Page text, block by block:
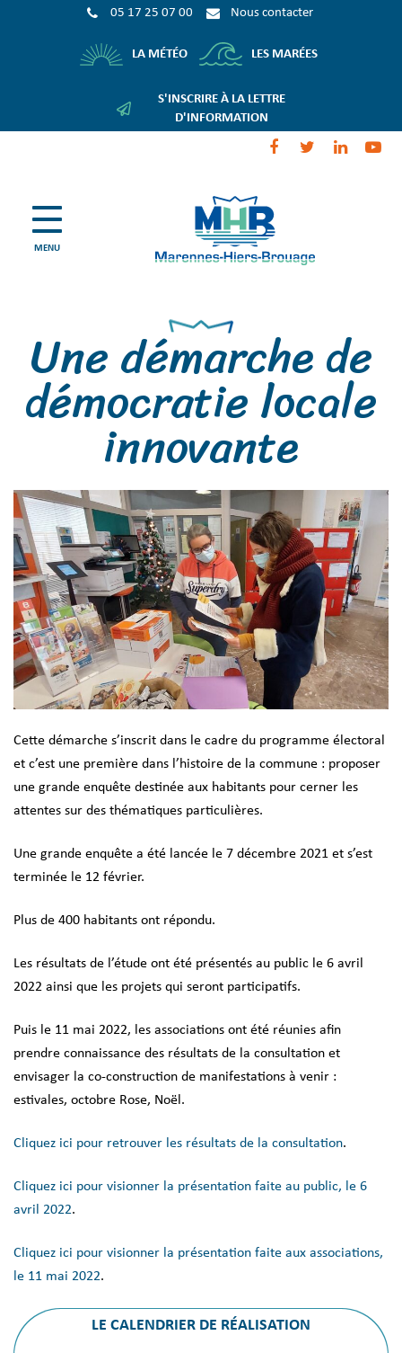
Gestion des traceurs05 17 25 07 00 Nous contacter
LA MÉTÉO LES MARÉES
S'INSCRIRE À LA LETTRE
D'INFORMATION
Lien
Lien
Lien
MENU
Marennes-
Hiers-
Une démarche de
démocratie locale
innovante
Cette démarche s’inscrit dans le cadre du programme électoral
et c’est une première dans l’histoire de la commune : proposer
une grande enquête destinée aux habitants pour cerner les
attentes sur des thématiques particulières.
Une grande enquête a été lancée le 7 décembre 2021 et s’est
terminée le 12 février.
Plus de 400 habitants ont répondu.
Les résultats de l’étude ont été présentés au public le 6 avril
2022 ainsi que les projets qui seront participatifs.
Puis le 11 mai 2022, les associations ont été réunies afin
prendre connaissance des résultats de la consultation et
envisager la co-construction de manifestations à venir :
estivales, octobre Rose, Noël.
Cliquez ici pour retrouver les résultats de la consultation.
Cliquez ici pour visionner la présentation faite au public, le 6
avril 2022.
Cliquez ici pour visionner la présentation faite aux associations,
le 11 mai 2022.
LE CALENDRIER DE RÉALISATION